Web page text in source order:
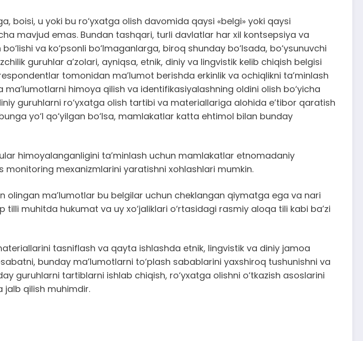
boisi, u yoki bu ro‘yxatga olish davomida qaysi «belgi» yoki qaysi
mavjud emas. Bundan tashqari, turli davlatlar har xil kontsepsiya va
va ko‘psonli bo‘lmaganlarga, biroq shunday bo‘lsada, bo‘ysunuvchi
guruhlar a’zolari, ayniqsa, etnik, diniy va lingvistik kelib chiqish belgisi
tomonidan ma’lumot berishda erkinlik va ochiqlikni ta’minlash
himoya qilish va identifikasiyalashning oldini olish bo‘yicha
guruhlarni ro‘yxatga olish tartibi va materiallariga alohida e’tibor qaratish
yo‘l qo‘yilgan bo‘lsa, mamlakatlar katta ehtimol bilan bunday
himoyalanganligini ta’minlash uchun mamlakatlar etnomadaniy
monitoring mexanizmlarini yaratishni xohlashlari mumkin.
olingan ma’lumotlar bu belgilar uchun cheklangan qiymatga ega va nari
muhitda hukumat va uy xo‘jaliklari o‘rtasidagi rasmiy aloqa tili kabi ba’zi
tasniflash va qayta ishlashda etnik, lingvistik va diniy jamoa
bunday ma’lumotlarni to‘plash sabablarini yaxshiroq tushunishni va
guruhlarni tartiblarni ishlab chiqish, ro‘yxatga olishni o‘tkazish asoslarini
jalb qilish muhimdir.